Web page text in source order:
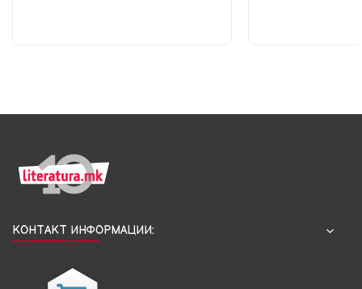
КОНТАКТ ИНФОРМАЦИИ: